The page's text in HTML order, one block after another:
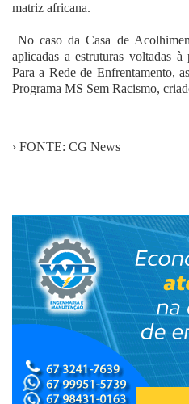
matriz africana.
No caso da Casa de
aplicadas a estruturas voltadas
Para a Rede de Enfrentamento,
Programa MS Sem Racismo,
› FONTE: CG News